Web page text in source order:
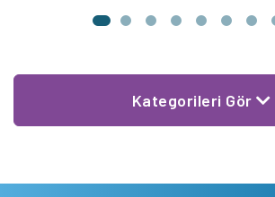
Kategorileri Gör